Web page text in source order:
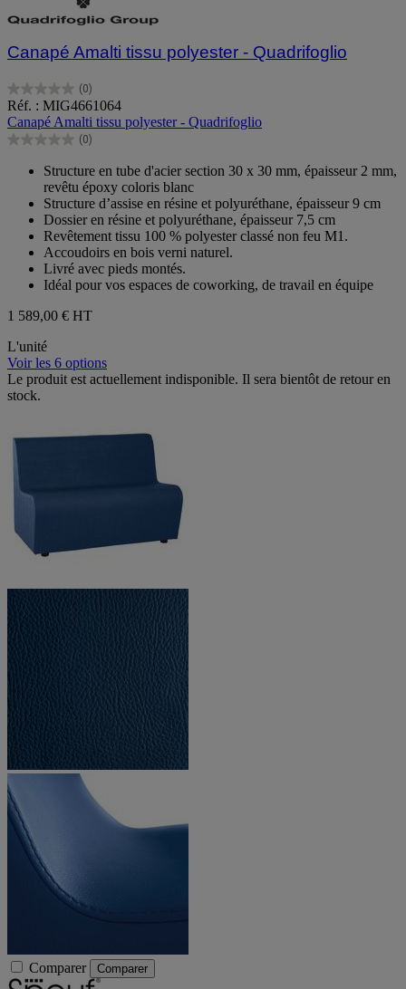
Canapé Amalti tissu polyester - Quadrifoglio
(0)
0.0
sur
5
étoiles.
Réf. : MIG4661064
Canapé Amalti tissu polyester - Quadrifoglio
(0)
0.0
étoiles.
Structure en tube d'acier section 30 x 30 mm, épaisseur 2 mm,
revêtu époxy coloris blanc
Structure d’assise en résine et polyuréthane, épaisseur 9 cm
Dossier en résine et polyuréthane, épaisseur 7,5 cm
Revêtement tissu 100 % polyester classé non feu M1.
Accoudoirs en bois verni naturel.
Livré avec pieds montés.
Idéal pour vos espaces de coworking, de travail en équipe
1 589,00 € HT
L'unité
Voir les 6 options
Le produit est actuellement indisponible. Il sera bientôt de retour en
stock.
Comparer Comparer